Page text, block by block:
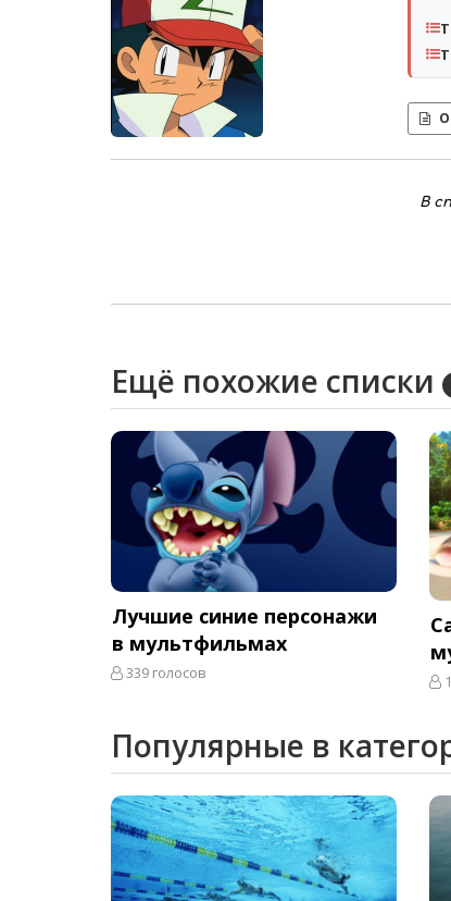
В
Ещё похожие списки
Лучшие синие персонажи
в мультфильмах
339 голосов
Популярные в